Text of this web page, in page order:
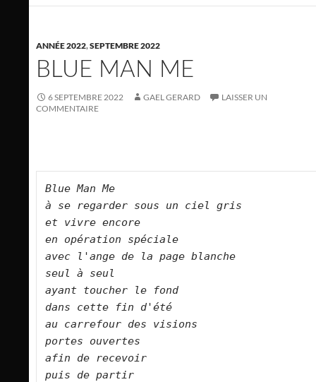
ANNÉE 2022,SEPTEMBRE 2022
BLUE MAN ME
6 SEPTEMBRE 2022 GAEL GERARD
LAISSER UN
COMMENTAIRE
Blue Man Me
à se regarder sous un ciel gris
et vivre encore
en opération spéciale
avec l'ange de la page blanche
seul à seul
ayant toucher le fond
dans cette fin d'été
au carrefour des visions
portes ouvertes
afin de recevoir
puis de partir